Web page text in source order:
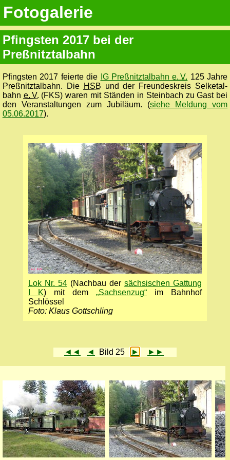
Fotogalerie
Pfingsten 2017 bei der
Preßnitztalbahn
Pfingsten 2017 feierte die IG Preßnitztalbahne. V. 125 Jahre
Preßnitztalbahn. Die HSB und der Freundes­kreis Selketal­
bahn e. V. (FKS) waren mit Ständen in Steinbach zu Gast bei
den Veranstal­tungen zum Jubiläum. (siehe Meldung vom
05.06.2017).
Lok Nr. 54(Nachbau dersächsischen Gattung
I K) mit dem„Sachsenzug“ im Bahnhof
Schlössel
Foto: Klaus Gottschling
◄◄ ◄ Bild 25 ► ►►